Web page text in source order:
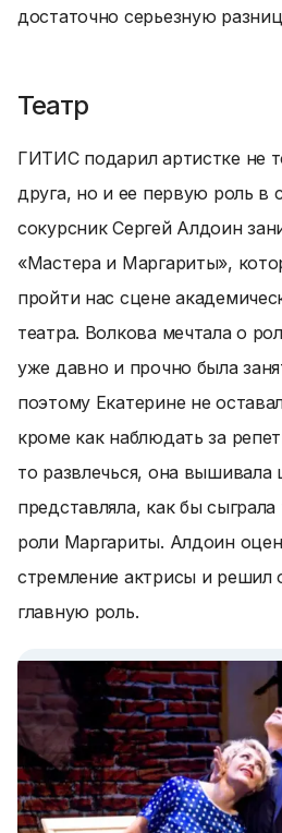
достаточно серьезную
Театр
ГИТИС подарил артистке не
друга, но и ее первую роль в
сокурсник Сергей Алдоин
«Мастера и Маргариты»,
пройти нас сцене
театра. Волкова мечтала о
уже давно и прочно была
поэтому Екатерине не
кроме как наблюдать за
то развлечься, она
представляла, как бы
роли Маргариты. Алдоин
стремление актрисы и решил
главную роль.